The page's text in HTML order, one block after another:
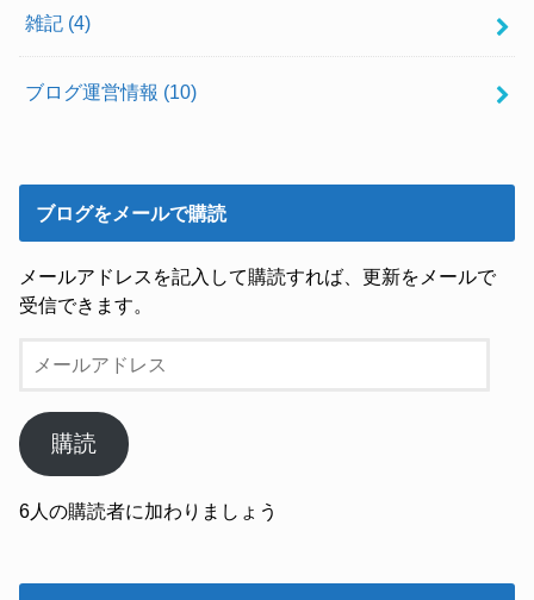
雑記 (4)
ブログ運営情報 (10)
ブログをメールで購読
メールアドレスを記入して購読すれば、更新をメールで
受信できます。
ー
ア
ド
ス
購読
6人の購読者に加わりましょう